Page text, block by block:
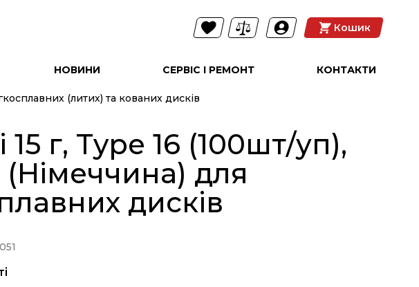
Кошик
НОВИНИ СЕРВІС І РЕМОНТ КОНТАКТИ
(литих) та кованих дисків
15 г, Type 16 (100шт/уп),
для
дисків